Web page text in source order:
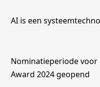
AI is een
Nominatieperiode voor
Award 2024 geopend